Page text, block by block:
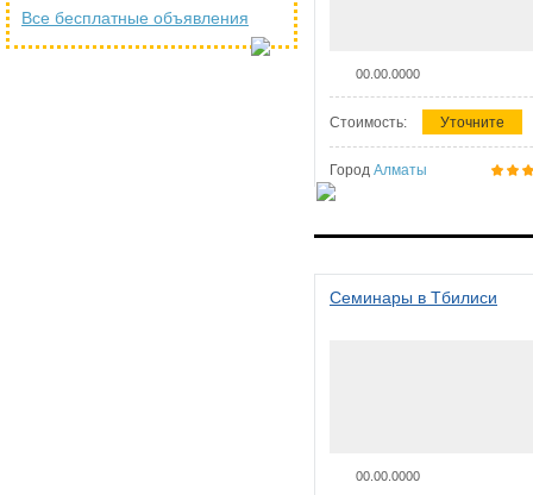
Все бесплатные объявления
00.00.0000
Стоимость: Уточните
Город Алматы
Семинары в Тбилиси
00.00.0000